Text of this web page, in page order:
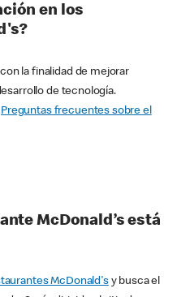
en los
la finalidad de mejorar
de tecnología.
Preguntas frecuentes sobre el
McDonald’s está
McDonald'sy busca el